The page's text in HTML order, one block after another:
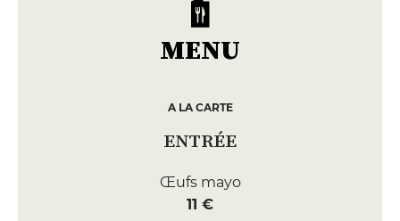
MENU
A LA CARTE
ENTRÉE
Œufs mayo
11 €